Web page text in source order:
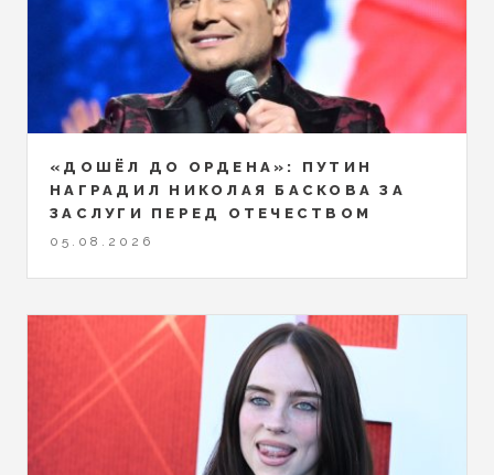
«ДОШЁЛ ДО ОРДЕНА»: ПУТИН
НАГРАДИЛ НИКОЛАЯ БАСКОВА ЗА
ЗАСЛУГИ ПЕРЕД ОТЕЧЕСТВОМ
05.08.2026